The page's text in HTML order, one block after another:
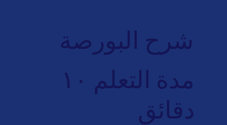
شرح البورصة
مدة التعلم ١٠
دقائق